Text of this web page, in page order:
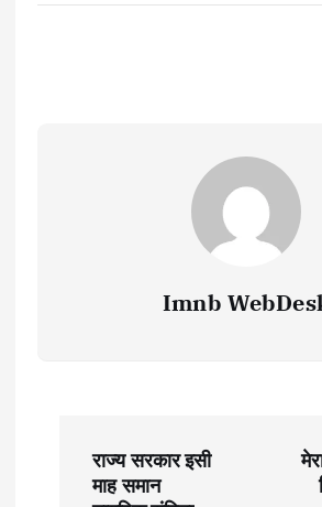
Imnb
राज्य सरकार इसी
माह समान